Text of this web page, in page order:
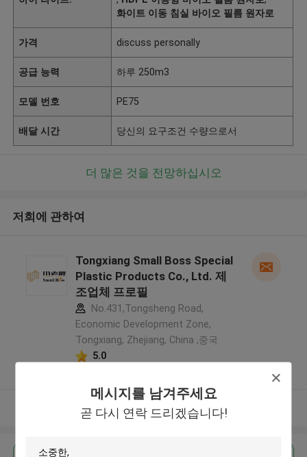
메시지를 남겨주세요
곧 다시 연락 드리겠습니다!
화이트 이동 침실 바이오 필름 원자로
가격 discuss personally
공급 능력 하루 250m3
모델 번호 PE75
배달 시간 당신의 요구조건 수량으로서
더 많은 것을 전망하십시오
저희에 관하여
Tongxiang Small Boss Special
Plastic Products Co., Ltd. 제
조업체 프로필
No.431,Tongsheng Road,
Economic Development Zone,
Tongxiang, Zhejiang, China ,중국
5.0
더 많은 것을 전망하십시오